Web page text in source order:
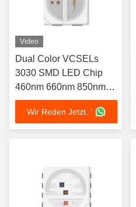
Video
Dual Color VCSELs
3030 SMD LED Chip
460nm 660nm 850nm
Zwei Farben Spektrum
Anpassung Verfügbar
1W Für
Lichtpaneele,
Saunaraumleuchten
Wir Reden Jetzt. '